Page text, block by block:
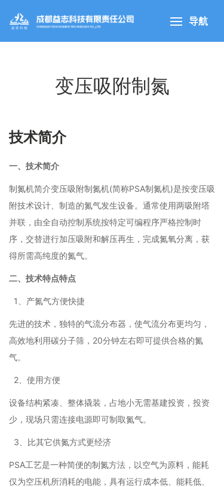
导航
变压吸附制氮
技术简介
一、技术简介
制氮机简介变压吸附制氮机(简称PSA制氮机)是按变压吸
附技术设计、制造的氮气发生设备。通常使用两吸附塔
并联，由全自动控制系统按特定可编程序严格控制时
序，交替进行加压吸附和解压再生，完成氮氧分离，获
得所需高纯度的氮气。
二、技术特点特点
1、产氮气方便快捷
先进的技术，独特的气流分布器，使气流分布更均匀，
高效地利用碳分子筛，20分钟左右即可提供合格的氮
气。
2、使用方便
设备结构紧凑、整体撬装，占地小无需基建投资，投资
少，现场只需连接电源即可制取氮气。
3、比其它供氮方式更经济
PSA工艺是一种简便的制氮方法，以空气为原料，能耗
仅为空压机所消耗的电能，具有运行成本低、能耗低、